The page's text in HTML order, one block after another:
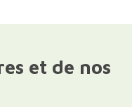
et de nos